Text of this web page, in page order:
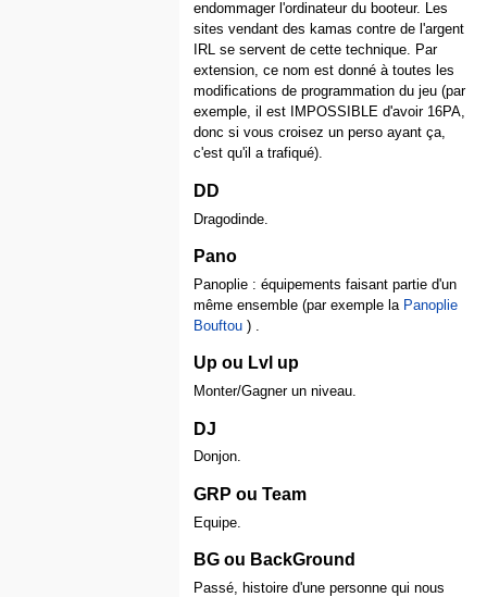
endommager l'ordinateur du booteur. Les
sites vendant des kamas contre de l'argent
IRL se servent de cette technique. Par
extension, ce nom est donné à toutes les
modifications de programmation du jeu (par
exemple, il est IMPOSSIBLE d'avoir 16PA,
donc si vous croisez un perso ayant ça,
c'est qu'il a trafiqué).
DD
Dragodinde.
Pano
Panoplie : équipements faisant partie d'un
même ensemble (par exemple la Panoplie
Bouftou) .
Up ou Lvl up
Monter/Gagner un niveau.
DJ
Donjon.
GRP ou Team
Equipe.
BG ou BackGround
Passé, histoire d'une personne qui nous